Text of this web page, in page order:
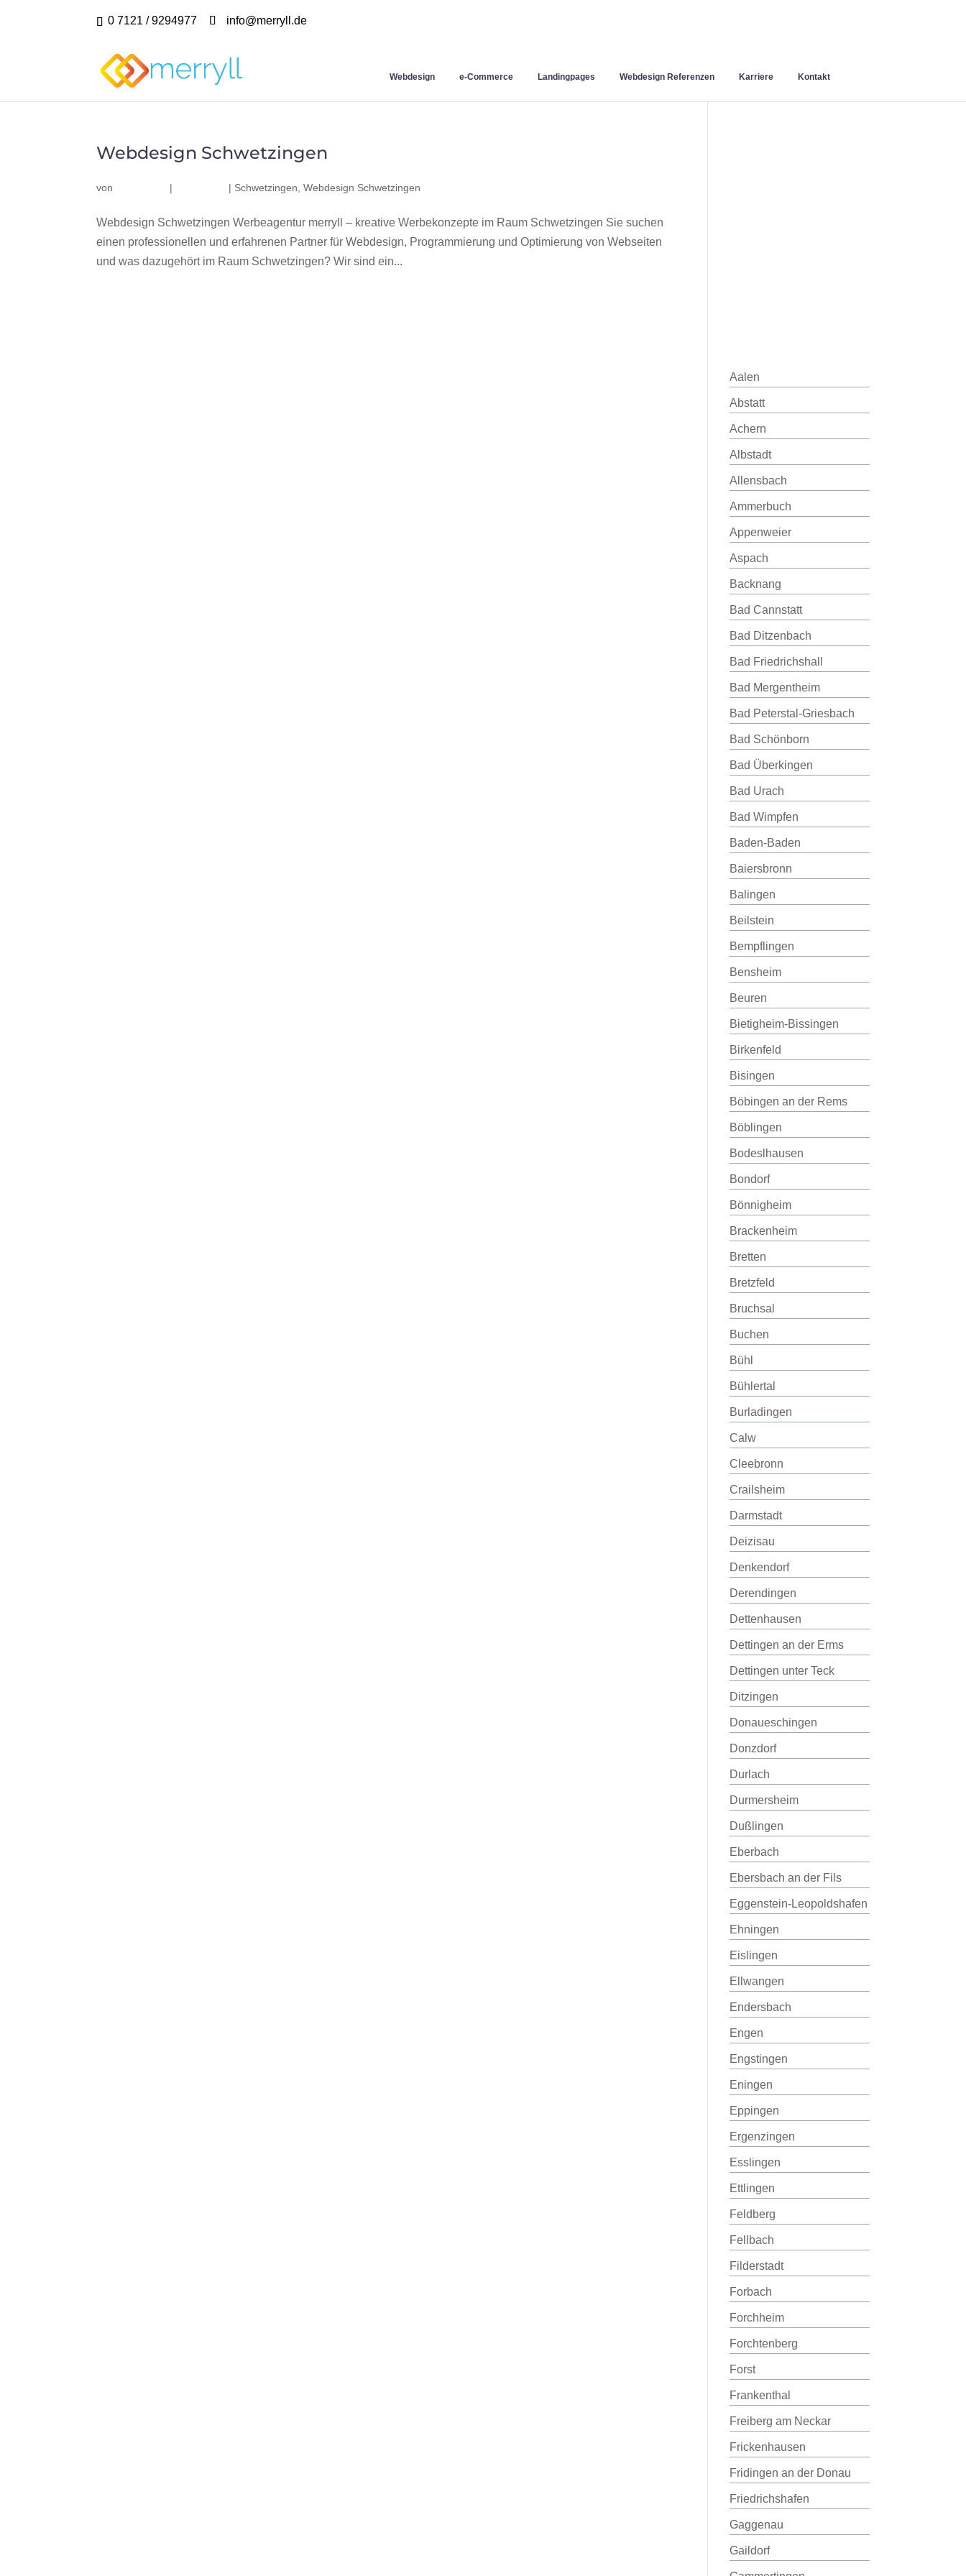
0 7121 / 9294977 info@merryll.de
Webdesign e-Commerce Landingpages Webdesign Referenzen Karriere Kontakt
Webdesign Schwetzingen
von | | Schwetzingen ,Webdesign Schwetzingen
Webdesign Schwetzingen Werbeagentur merryll – kreative Werbekonzepte im Raum Schwetzingen Sie suchen
einen professionellen und erfahrenen Partner für Webdesign, Programmierung und Optimierung von Webseiten
und was dazugehört im Raum Schwetzingen? Wir sind ein...
Aalen
Abstatt
Achern
Albstadt
Allensbach
Ammerbuch
Appenweier
Aspach
Backnang
Bad Cannstatt
Bad Ditzenbach
Bad Friedrichshall
Bad Mergentheim
Bad Peterstal-Griesbach
Bad Schönborn
Bad Überkingen
Bad Urach
Bad Wimpfen
Baden-Baden
Baiersbronn
Balingen
Beilstein
Bempflingen
Bensheim
Beuren
Bietigheim-Bissingen
Birkenfeld
Bisingen
Böbingen an der Rems
Böblingen
Bodeslhausen
Bondorf
Bönnigheim
Brackenheim
Bretten
Bretzfeld
Bruchsal
Buchen
Bühl
Bühlertal
Burladingen
Calw
Cleebronn
Crailsheim
Darmstadt
Deizisau
Denkendorf
Derendingen
Dettenhausen
Dettingen an der Erms
Dettingen unter Teck
Ditzingen
Donaueschingen
Donzdorf
Durlach
Durmersheim
Dußlingen
Eberbach
Ebersbach an der Fils
Eggenstein-Leopoldshafen
Ehningen
Eislingen
Ellwangen
Endersbach
Engen
Engstingen
Eningen
Eppingen
Ergenzingen
Esslingen
Ettlingen
Feldberg
Fellbach
Filderstadt
Forbach
Forchheim
Forchtenberg
Forst
Frankenthal
Freiberg am Neckar
Frickenhausen
Fridingen an der Donau
Friedrichshafen
Gaggenau
Gaildorf